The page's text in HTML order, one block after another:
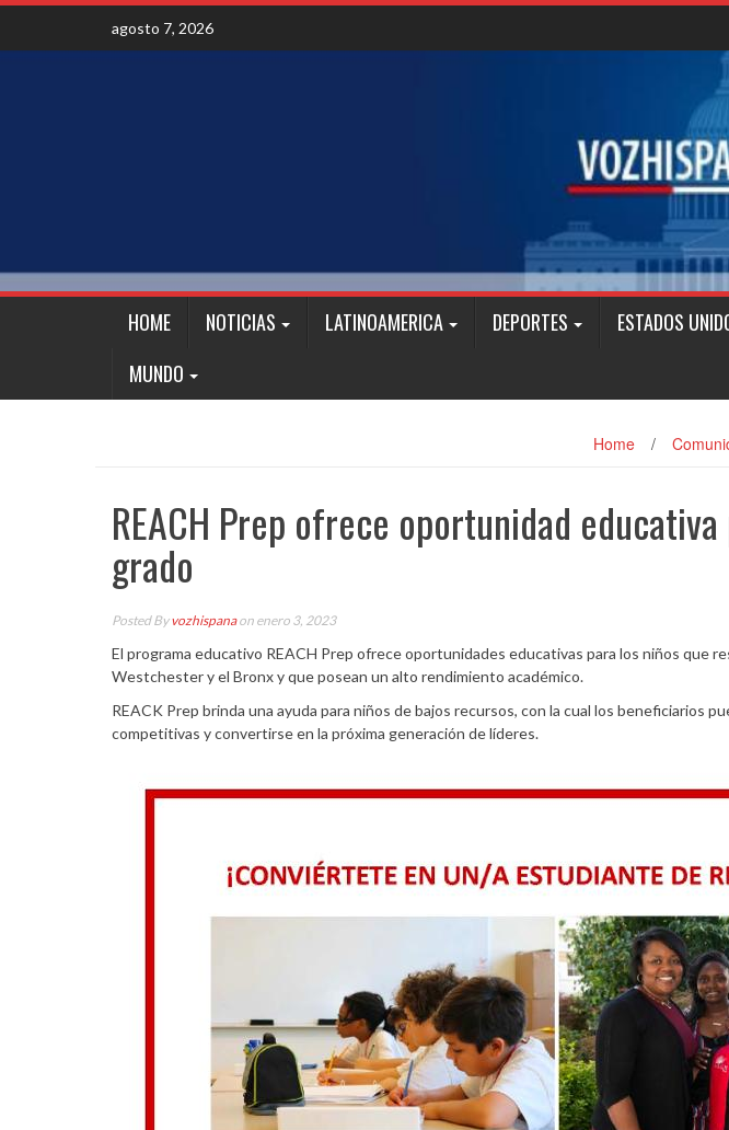
Skip
content
agosto 7, 2026
HOME NOTICIAS LATINOAMERICA DEPORTES ESTADOS
MUNDO
Home /
REACH Prep ofrece oportunidad
grado
Posted Byvozhispanaon enero 3, 2023
El programa educativo REACH Prep ofrece oportunidades educativas para los niños que
Westchester y el Bronx y que posean un alto rendimiento académico.
REACK Prep brinda una ayuda para niños de bajos recursos, con la cual los beneficiarios
competitivas y convertirse en la próxima generación de líderes.